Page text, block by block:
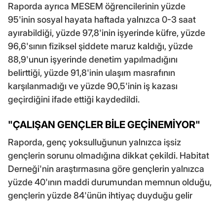
Raporda ayrıca MESEM öğrencilerinin yüzde
95'inin sosyal hayata haftada yalnızca 0-3 saat
ayırabildiği, yüzde 97,8'inin işyerinde küfre, yüzde
96,6'sının fiziksel şiddete maruz kaldığı, yüzde
88,9'unun işyerinde denetim yapılmadığını
belirttiği, yüzde 91,8'inin ulaşım masrafının
karşılanmadığı ve yüzde 90,5'inin iş kazası
geçirdiğini ifade ettiği kaydedildi.
"ÇALIŞAN GENÇLER BİLE GEÇİNEMİYOR"
Raporda, genç yoksulluğunun yalnızca işsiz
gençlerin sorunu olmadığına dikkat çekildi. Habitat
Derneği'nin araştırmasına göre gençlerin yalnızca
yüzde 40'ının maddi durumundan memnun olduğu,
gençlerin yüzde 84'ünün ihtiyaç duyduğu gelir